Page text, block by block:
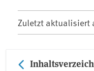
Zuletzt aktualisiert